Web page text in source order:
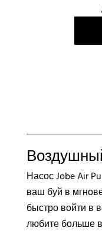
Насос Jobe Air
ваш буй в
быстро войти в
любите больше